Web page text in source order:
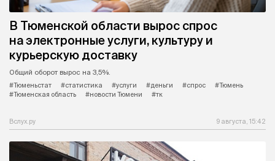
В Тюменской области вырос спрос
на электронные услуги, культуру и
курьерскую доставку
Общий оборот вырос на 3,5%.
#Тюменьстат
#статистика #услуги #деньги #спрос
#Тюмень
#Тюменская область
#новости Тюмени #тк
Вслух.ру 9 августа, 15:42